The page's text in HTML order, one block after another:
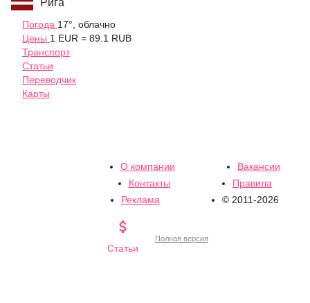
Рига
Погода 17°, облачно
Цены 1 EUR = 89.1 RUB
Транспорт
Статьи
Переводчик
Карты
О компании
Вакансии
Контакты
Правила
Реклама
© 2011-2026

Статьи
Полная версия